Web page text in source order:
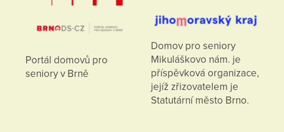
Portál domovů pro
seniory v Brně
Domov pro seniory
Mikuláškovo nám. je
příspěvková organizace,
jejíž zřizovatelem je
Statutární město Brno.